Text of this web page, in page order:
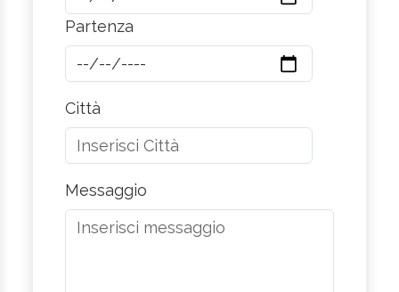
Partenza
Città
Messaggio